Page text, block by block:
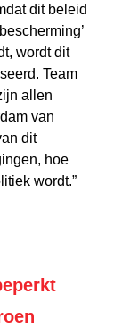
dit beleid
wordt dit
Team
allen
van
dit
hoe
wordt.”